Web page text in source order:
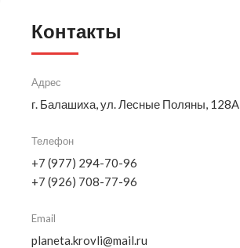
Контакты
Адрес
г. Балашиха, ул. Лесные Поляны, 128А
Телефон
+7 (977) 294-70-96
+7 (926) 708-77-96
Email
planeta.krovli@mail.ru